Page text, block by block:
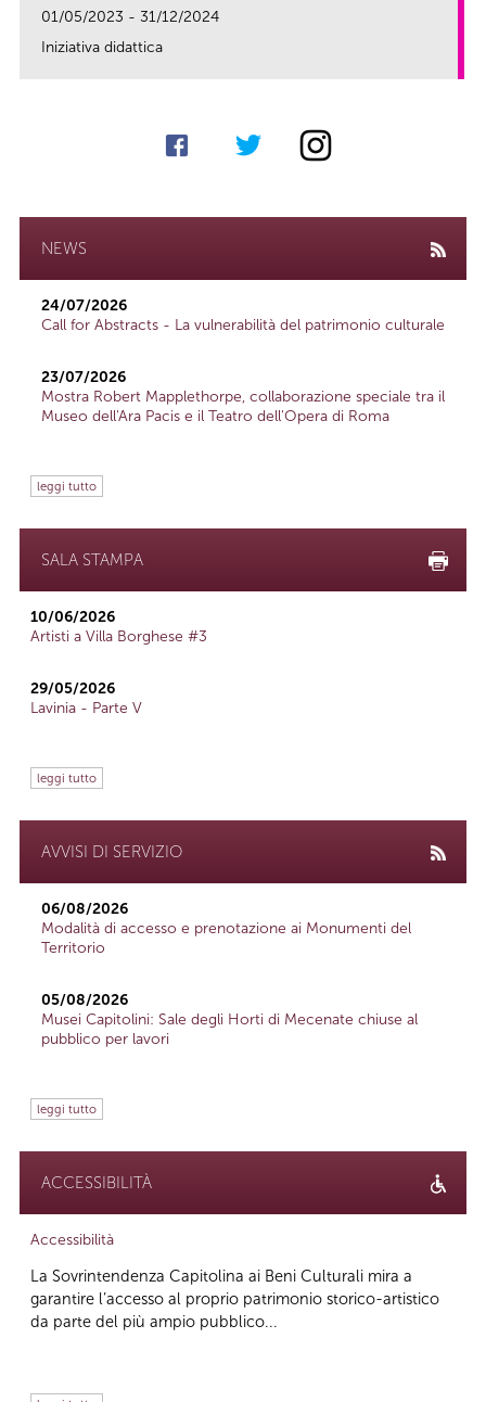
01/05/2023 - 31/12/2024
Iniziativa didattica
NEWS
24/07/2026
Call for Abstracts - La vulnerabilità del patrimonio culturale
23/07/2026
Mostra Robert Mapplethorpe, collaborazione speciale tra il
Museo dell'Ara Pacis e il Teatro dell'Opera di Roma
leggi tutto
SALA STAMPA
10/06/2026
Artisti a Villa Borghese #3
29/05/2026
Lavinia - Parte V
leggi tutto
AVVISI DI SERVIZIO
06/08/2026
Modalità di accesso e prenotazione ai Monumenti del
Territorio
05/08/2026
Musei Capitolini: Sale degli Horti di Mecenate chiuse al
pubblico per lavori
leggi tutto
ACCESSIBILITÀ
Accessibilità
La Sovrintendenza Capitolina ai Beni Culturali mira a
garantire l’accesso al proprio patrimonio storico-artistico
da parte del più ampio pubblico...